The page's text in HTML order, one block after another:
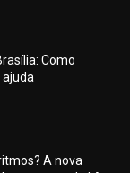
Como
A nova